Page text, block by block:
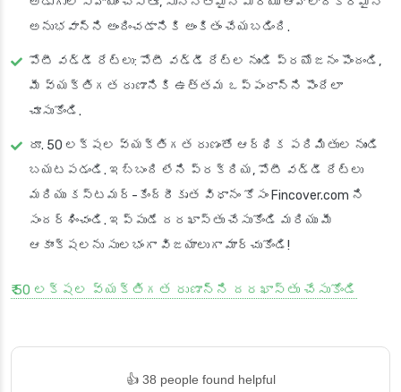
అనుభవాన్ని అందించడానికి అంకితం చేయబడింది.
పోటీ వడ్డీ రేట్లు: పోటీ వడ్డీ రేట్ల నుండి ప్రయోజనం పొందండి,
మీ వ్యక్తిగత రుణానికి ఉత్తమ ఒప్పందాన్ని పొందేలా
చూసుకోండి.
రూ. 50 లక్షల వ్యక్తిగత రుణంతో ఆర్థిక పరిమితుల నుండి
బయటపడండి. ఇబ్బంది లేని ప్రక్రియ, పోటీ వడ్డీ రేట్లు
మరియు కస్టమర్-కేంద్రీకృత విధానం కోసం Fincover.com ని
సందర్శించండి. ఇప్పుడే దరఖాస్తు చేసుకోండి మరియు మీ
ఆకాంక్షలను సులభంగా విజయాలుగా మార్చుకోండి!
₹ 50 లక్షల వ్యక్తిగత రుణాన్ని దరఖాస్తు చేసుకోండి
👍 38 people found helpful